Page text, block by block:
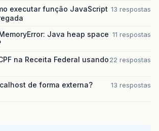
executar função JavaScript 13 respostas
Java heap space 11 respostas
na Receita Federal usando22 respostas
de forma externa?
13 respostas